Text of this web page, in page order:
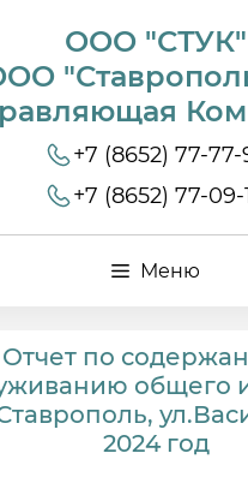
ООО "СТУК"
+7 (8652) 77-77-
+7 (8652) 77-09-
Меню
Отчет по
общего
2024 год